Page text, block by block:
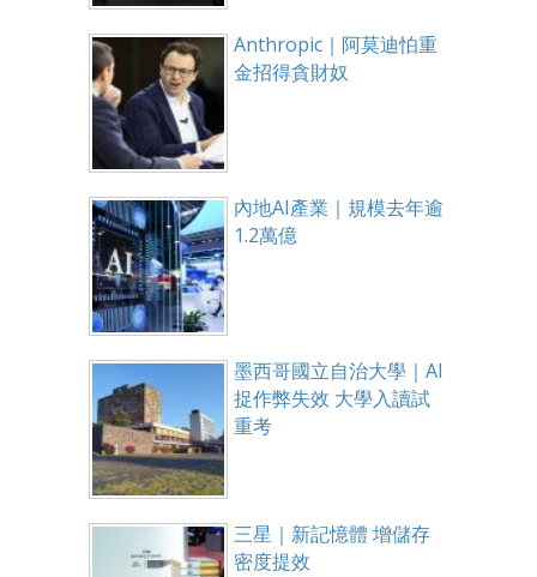
Anthropic｜阿莫迪怕重
金招得貪財奴
內地AI產業｜規模去年逾
1.2萬億
墨西哥國立自治大學｜AI
捉作弊失效 大學入讀試
重考
三星｜新記憶體 增儲存
密度提效